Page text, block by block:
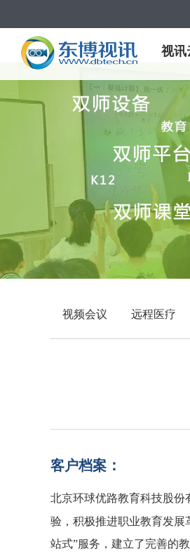
视讯
视频会议 远程医疗
客户档案 ：
北京环球优路教育科技股份
验，积极推进职业教育发展
站式”服务，建立了完善的